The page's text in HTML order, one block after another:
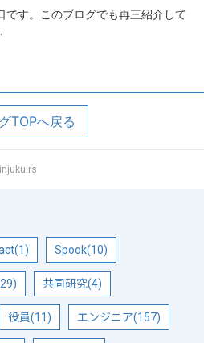
です。このブログでも再三紹介して
TOPへ戻る
Spook(10)
共同研究(4)
役員(11) エンジニア(157)